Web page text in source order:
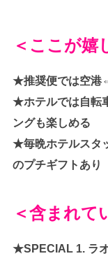
＜ここが嬉
★推奨便では空港
★ホテルでは自転
ングも楽しめる
★毎晩ホテルスタ
のプチギフトあり
＜含まれて
★SPECIAL 1. ラ